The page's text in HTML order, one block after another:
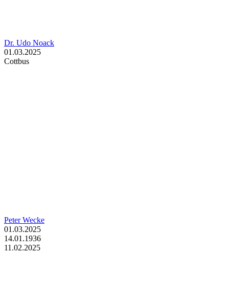
Dr. Udo Noack
01.03.2025
Cottbus
Peter Wecke
01.03.2025
14.01.1936
11.02.2025